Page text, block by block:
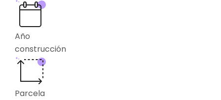
Año
construcción
Parcela